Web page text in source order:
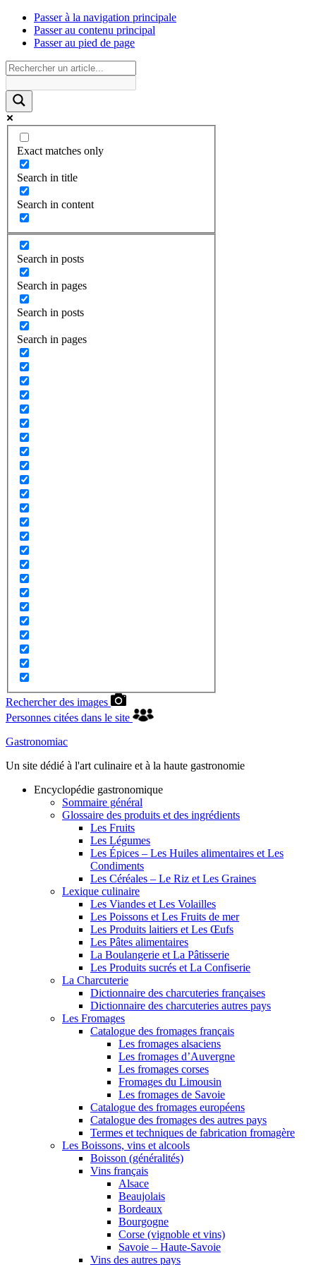
Passer à la navigation principale
Passer au contenu principal
Passer au pied de page
Exact matches only
Search in title
Search in content
Search in posts
Search in pages
Search in posts
Search in pages
Rechercher des images
Personnes citées dans le site
Gastronomiac
Un site dédié à l'art culinaire et à la haute gastronomie
Encyclopédie gastronomique
Sommaire général
Glossaire des produits et des ingrédients
Les Fruits
Les Légumes
Les Épices – Les Huiles alimentaires et Les
Condiments
Les Céréales – Le Riz et Les Graines
Lexique culinaire
Les Viandes et Les Volailles
Les Poissons et Les Fruits de mer
Les Produits laitiers et Les Œufs
Les Pâtes alimentaires
La Boulangerie et La Pâtisserie
Les Produits sucrés et La Confiserie
La Charcuterie
Dictionnaire des charcuteries françaises
Dictionnaire des charcuteries autres pays
Les Fromages
Catalogue des fromages français
Les fromages alsaciens
Les fromages d’Auvergne
Les fromages corses
Fromages du Limousin
Les fromages de Savoie
Catalogue des fromages européens
Catalogue des fromages des autres pays
Termes et techniques de fabrication fromagère
Les Boissons, vins et alcools
Boisson (généralités)
Vins français
Alsace
Beaujolais
Bordeaux
Bourgogne
Corse (vignoble et vins)
Savoie – Haute-Savoie
Vins des autres pays